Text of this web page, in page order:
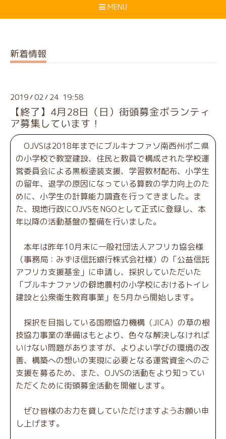
MENU
新着情報
2019/02 / 24 19:58
【終了】4月28日（日）街頭募金ボランティ
ア募集しています！
OJVSは2018年までにブルキナファソ南西州ポニ県
の小学校で教室建設、住民と教員で構成された学校運
営委員会による黒板塗装支援、学習教材配布、小学生
の留年、退学の原因になっている算数の学力向上のた
めに、小学生の計算能力調査を行ってきました。ま
た、現地行政にOJVSをNGOとして正式に登録し、本
年以降の活動基盤の整備を行いました。
本年は昨年10月末に一般社団法人アフリカ協会様
（事務局：みずほ信託銀行株式会社様）の「公益信託
アフリカ支援基金」に申請し、採択していただいた
「ブルキナファソの僻地農村の小学校におけるトイレ
建設と公衆衛生教育事業」を5月から開始します。
採択を目指している国際協力機構（JICA）の草の根
技協力事業の準備はもとより、色々な解決しなければ
いけない問題がありますが、よりよい学びの環境の改
善、構築への想いの実現に必要となる運営資金へのご
支援を募るため、また、OJVSの活動をより知ってい
ただくために街頭募金活動を開催します。
ぜひ皆様のお力を貸していただけますようお願い申
し上げます。